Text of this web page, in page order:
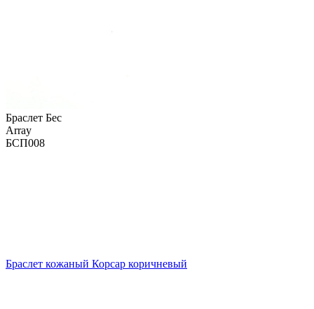
Браслет Бес
Array
БСП008
Браслет кожаный Корсар коричневый